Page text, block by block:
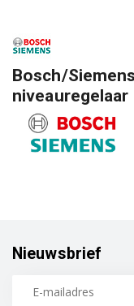
Bosch/
niveauregelaar
Nieuwsbrief